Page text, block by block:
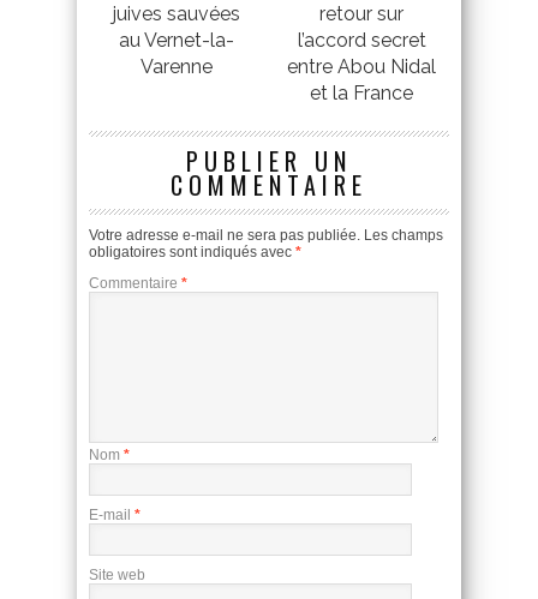
juives sauvées
au Vernet-la-
Varenne
retour sur
l’accord secret
entre Abou Nidal
et la France
PUBLIER UN
COMMENTAIRE
Votre adresse e-mail ne sera pas publiée. Les champs
obligatoires sont indiqués avec *
Commentaire *
Nom *
E-mail *
Site web